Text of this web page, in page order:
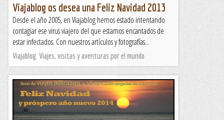
Viajablog os desea una Feliz Navidad 2013
Desde el año 2005, en Viajablog hemos estado intentando
contagiar ese virus viajero del que estamos encantados de
estar infectados. Con nuestros artículos y fotografías...
Viajablog. Viajes, visitas y aventuras por el mundo